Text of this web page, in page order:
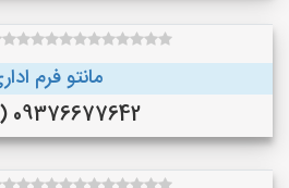
مانتو فرم
09376677642 (تهران)